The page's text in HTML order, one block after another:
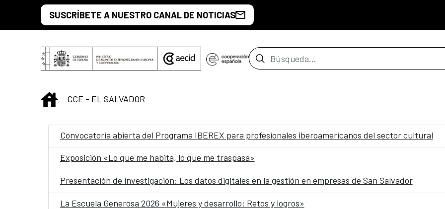
Saltar al contenido principal
SUSCRÍBETE A NUESTRO CANAL DE NOTICIAS
Barra de búsqueda
INICIO
CCE - EL SALVADOR
Convocatoria abierta del Programa IBEREX para profesionales iberoamericanos del sector cultural
Exposición «Lo que me habita, lo que me traspasa»
Presentación de investigación: Los datos digitales en la gestión en empresas de San Salvador
La Escuela Generosa 2026 «Mujeres y desarrollo: Retos y logros»